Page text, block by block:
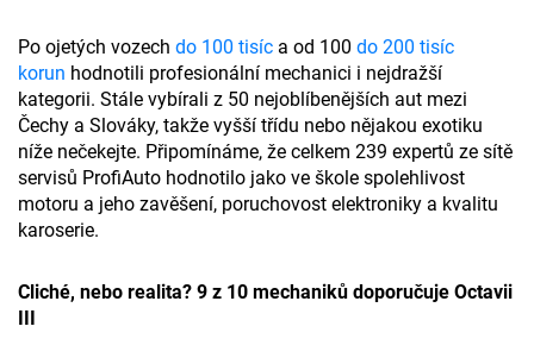
Po ojetých vozech do 100 tisíc a od 100 do 200 tisíc
korun hodnotili profesionální mechanici i nejdražší
kategorii. Stále vybírali z 50 nejoblíbenějších aut mezi
Čechy a Slováky, takže vyšší třídu nebo nějakou exotiku
níže nečekejte. Připomínáme, že celkem 239 expertů ze sítě
servisů ProfiAuto hodnotilo jako ve škole spolehlivost
motoru a jeho zavěšení, poruchovost elektroniky a kvalitu
karoserie.
Cliché, nebo realita? 9 z 10 mechaniků doporučuje Octavii